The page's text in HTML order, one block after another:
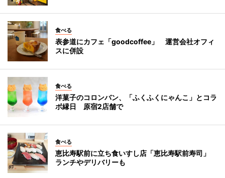
食べる
表参道にカフェ「goodcoffee」 運営会社オフィ
スに併設
食べる
洋菓子のコロンバン、「ふくふくにゃんこ」とコラ
ボ縁日 原宿2店舗で
食べる
恵比寿駅前に立ち食いすし店「恵比寿駅前寿司」
ランチやデリバリーも